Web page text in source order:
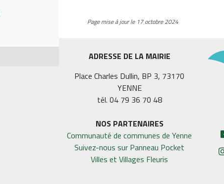
Page mise à jour le 17 octobre 2024
ADRESSE DE LA MAIRIE
Place Charles Dullin, BP 3, 73170
YENNE
tél. 04 79 36 70 48
NOS PARTENAIRES
Communauté de communes de Yenne
Suivez-nous sur Panneau Pocket
Villes et Villages Fleuris